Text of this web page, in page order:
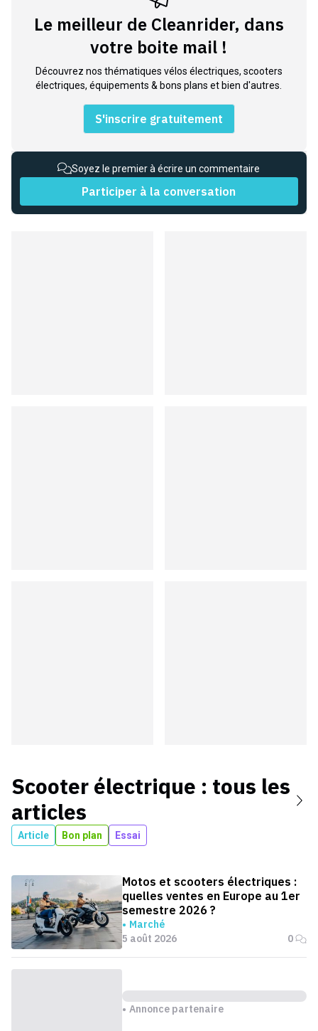
Le meilleur de Cleanrider, dans
votre boite mail !
Découvrez nos thématiques vélos électriques, scooters
électriques, équipements & bons plans et bien d'autres.
S'inscrire gratuitement
Soyez le premier à écrire un commentaire
Participer à la conversation
Scooter électrique : tous les
articles
Article Bon plan Essai
Motos et scooters électriques :
quelles ventes en Europe au 1er
semestre 2026 ?
Marché
5 août 2026
0
Annonce partenaire